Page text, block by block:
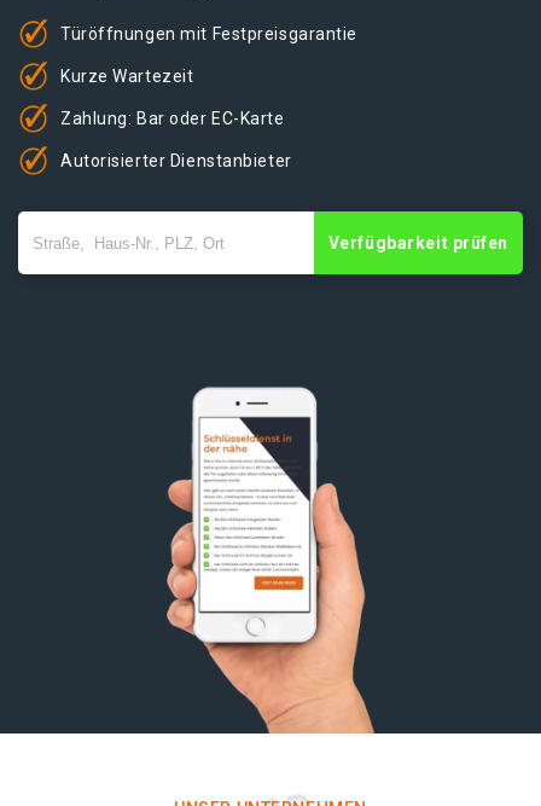
Türöffnungen mit Festpreisgarantie
Kurze Wartezeit
Zahlung: Bar oder EC-Karte
Autorisierter Dienstanbieter
Verfügbarkeit prüfen